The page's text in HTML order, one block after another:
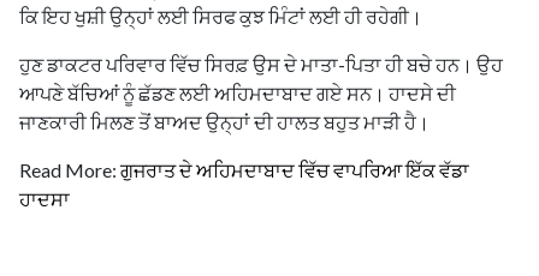
ਕਿ ਇਹ ਖੁਸ਼ੀ ਉਨ੍ਹਾਂ ਲਈ ਸਿਰਫ ਕੁਝ ਮਿੰਟਾਂ ਲਈ ਹੀ ਰਹੇਗੀ।
ਹੁਣ ਡਾਕਟਰ ਪਰਿਵਾਰ ਵਿੱਚ ਸਿਰਫ਼ ਉਸ ਦੇ ਮਾਤਾ-ਪਿਤਾ ਹੀ ਬਚੇ ਹਨ। ਉਹ
ਆਪਣੇ ਬੱਚਿਆਂ ਨੂੰ ਛੱਡਣ ਲਈ ਅਹਿਮਦਾਬਾਦ ਗਏ ਸਨ। ਹਾਦਸੇ ਦੀ
ਜਾਣਕਾਰੀ ਮਿਲਣ ਤੋਂ ਬਾਅਦ ਉਨ੍ਹਾਂ ਦੀ ਹਾਲਤ ਬਹੁਤ ਮਾੜੀ ਹੈ।
Read More: ਗੁਜਰਾਤ ਦੇ ਅਹਿਮਦਾਬਾਦ ਵਿੱਚ ਵਾਪਰਿਆ ਇੱਕ ਵੱਡਾ
ਹਾਦਸਾ